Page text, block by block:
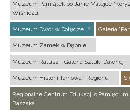
Muzeum Pamiątek po Janie Matejce
Wiśniczu
Muzeum Dwór w Dołędze Galeria
Muzeum Zamek w Dębnie
Muzeum Ratusz - Galeria Sztuki Dawnej
Muzeum Historii Tarnowa i Regionu
Regionalne Centrum Edukacji o Pamięci
Baszaka